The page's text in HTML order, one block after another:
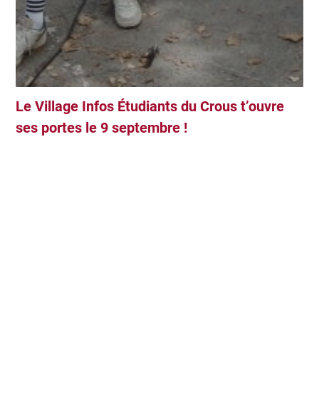
Le Village Infos Étudiants du Crous t’ouvre
ses portes le 9 septembre !